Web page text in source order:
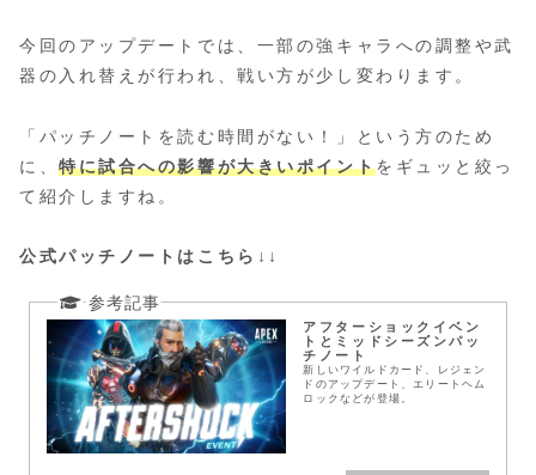
今回のアップデートでは、一部の強キャラへの調整や武
器の入れ替えが行われ、戦い方が少し変わります。
「パッチノートを読む時間がない！」という方のため
に、特に試合への影響が大きいポイントをギュッと絞っ
て紹介しますね。
公式パッチノートはこちら↓↓
アフターショックイベン
トとミッドシーズンパッ
チノート
新しいワイルドカード、レジェン
ドのアップデート、エリートヘム
ロックなどが登場。